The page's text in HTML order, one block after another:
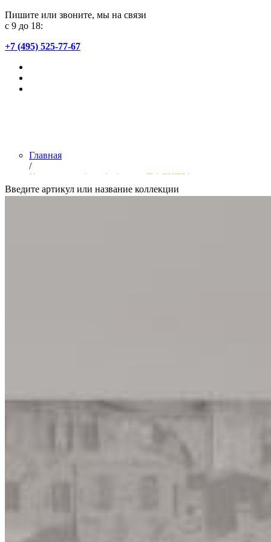
Пишите или звоните, мы на связи
с 9 до 18:
+7 (495) 525-77-67
Главная
/
Коллекции обоев фабрики «ПАЛИТРА»
Введите артикул или название коллекции